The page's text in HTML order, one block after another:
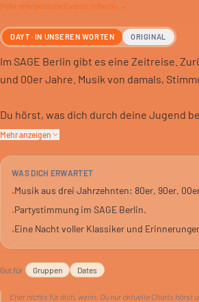
Mehr energetische Events in Berlin →
DAYT · IN UNSEREN WORTEN ORIGINAL
Im SAGE Berlin gibt es eine Zeitreise.
und 00er Jahre. Musik von damals,
Du hörst, was dich durch deine Jugend
deine Eltern gehört haben. Es wird laut,
Smartphone noch kennen.
Der Eintritt kostet ab 22 Euro. Das ist der
gute Gelegenheit, alte Hits neu zu
Mehr anzeigen
WAS DICH ERWARTET
•Musik aus drei Jahrzehnten: 80er, 90er,
•Partystimmung im SAGE Berlin.
•Eine Nacht voller Klassiker und
Gut für Gruppen Dates
Eher nichts für dich, wenn: Du nur aktuelle Charts hörst